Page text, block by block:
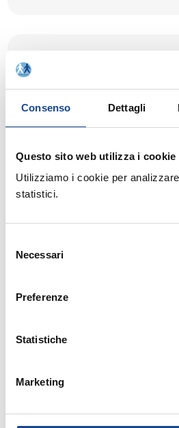
Consenso Dettagli
Questo sito web utilizza i cookie
Utilizziamo i cookie per
statistici.
delNecessari
Preferenze
Statistiche
Marketing
SANTA MARIA CAPUA
carta di identità e la
organi: l'Anagrafe sempre
partecipanti al concorso
14/06/2019
testamento biologico, la